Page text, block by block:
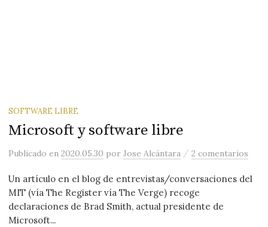
SOFTWARE LIBRE
Microsoft y software libre
Publicadoen2020.05.30 porJose Alcántara /2 comentarios
Un artículo en el blog de entrevistas/conversaciones del
MIT (vía The Register vía The Verge) recoge
declaraciones de Brad Smith, actual presidente de
Microsoft...